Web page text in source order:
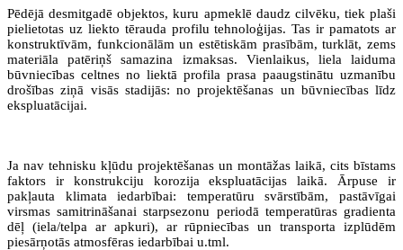
Pēdējā desmitgadē objektos, kuru apmeklē daudz cilvēku, tiek plaši
pielietotas uz liekto tērauda profilu tehnoloģijas. Tas ir pamatots ar
konstruktīvām, funkcionālām un estētiskām prasībām, turklāt, zems
materiāla patēriņš samazina izmaksas. Vienlaikus, liela laiduma
būvniecības celtnes no liektā profila prasa paaugstinātu uzmanību
drošības ziņā visās stadijās: no projektēšanas un būvniecības līdz
ekspluatācijai.
Ja nav tehnisku kļūdu projektēšanas un montāžas laikā, cits bīstams
faktors ir konstrukciju korozija ekspluatācijas laikā. Ārpuse ir
pakļauta klimata iedarbībai: temperatūru svārstībām, pastāvīgai
virsmas samitrināšanai starpsezonu periodā temperatūras gradienta
dēļ (iela/telpa ar apkuri), ar rūpniecības un transporta izplūdēm
piesārņotās atmosfēras iedarbībai u.tml.